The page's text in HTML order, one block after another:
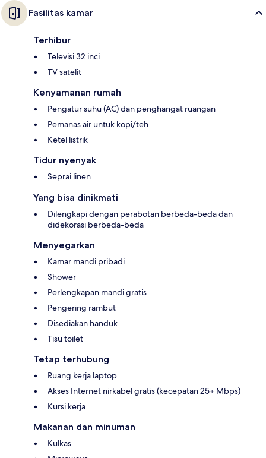
Fasilitas kamar
Terhibur
Televisi 32 inci
TV satelit
Kenyamanan rumah
Pengatur suhu (AC) dan penghangat ruangan
Pemanas air untuk kopi/teh
Ketel listrik
Tidur nyenyak
Seprai linen
Yang bisa dinikmati
Dilengkapi dengan perabotan berbeda-beda dan
didekorasi berbeda-beda
Menyegarkan
Kamar mandi pribadi
Shower
Perlengkapan mandi gratis
Pengering rambut
Disediakan handuk
Tisu toilet
Tetap terhubung
Ruang kerja laptop
Akses Internet nirkabel gratis (kecepatan 25+ Mbps)
Kursi kerja
Makanan dan minuman
Kulkas